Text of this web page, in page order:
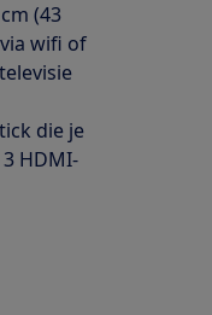
(43
wifi of
die je
HDMI-